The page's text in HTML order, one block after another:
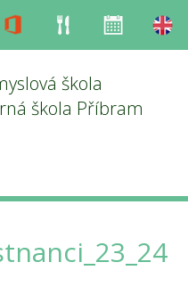
Office Strava
škola
škola Příbram